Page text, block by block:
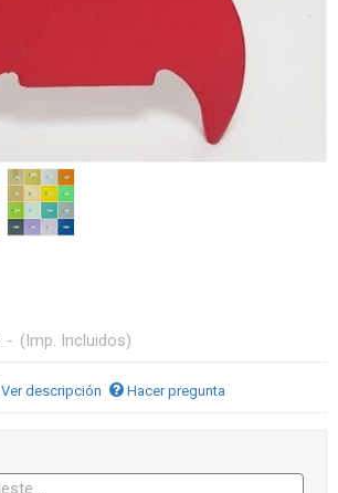
- (Imp. Incluidos)
Ver descripción Hacer pregunta